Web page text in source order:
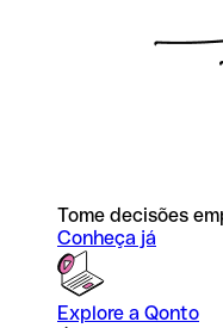
Tome decisões
Conheça já
Explore a Qonto